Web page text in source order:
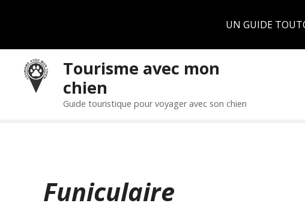
UN GUIDE
Tourisme avec mon
chien
Guide touristique pour voyager avec son chien
Funiculaire